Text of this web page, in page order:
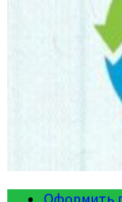
Оформить